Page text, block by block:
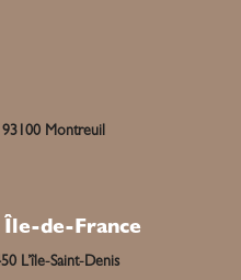
Montreuil
de-France
L’île-Saint-Denis